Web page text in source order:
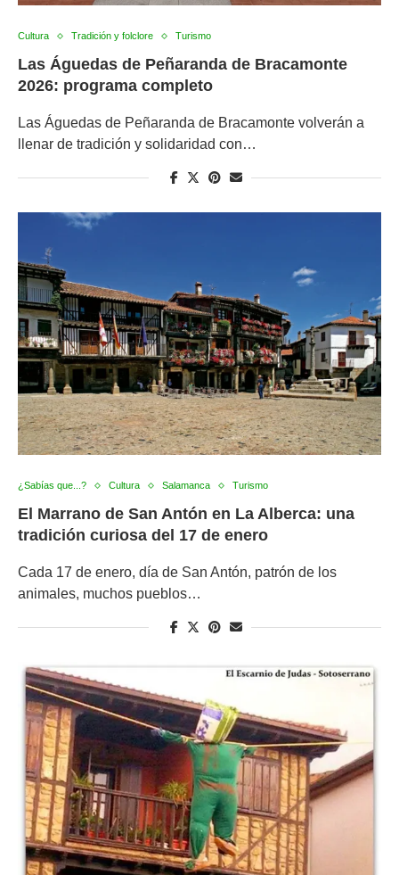
Cultura Tradición y folclore Turismo
Las Águedas de Peñaranda de Bracamonte
2026: programa completo
Las Águedas de Peñaranda de Bracamonte volverán a
llenar de tradición y solidaridad con…
¿Sabías que...? Cultura Salamanca Turismo
El Marrano de San Antón en La Alberca: una
tradición curiosa del 17 de enero
Cada 17 de enero, día de San Antón, patrón de los
animales, muchos pueblos…